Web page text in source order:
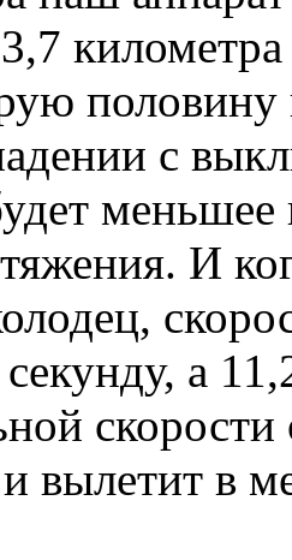
с
меньшее
И
а
вылетит в